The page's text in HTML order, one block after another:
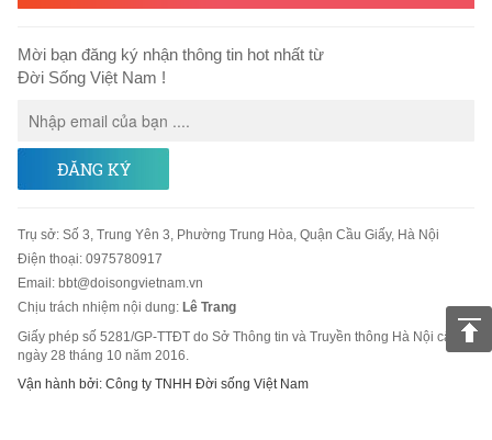
Mời bạn đăng ký nhận thông tin hot nhất từ
Đời Sống Việt Nam !
ĐĂNG KÝ
Trụ sở: Số 3, Trung Yên 3, Phường Trung Hòa, Quận Cầu Giấy, Hà Nội
Điện thoại: 0975780917
Email : bbt@doisongvietnam.vn
Chịu trách nhiệm nội dung: Lê Trang
Giấy phép số 5281/GP-TTĐT do Sở Thông tin và Truyền thông Hà Nội cấp
ngày 28 tháng 10 năm 2016.
Vận hành bởi: Công ty TNHH Đời sống Việt Nam